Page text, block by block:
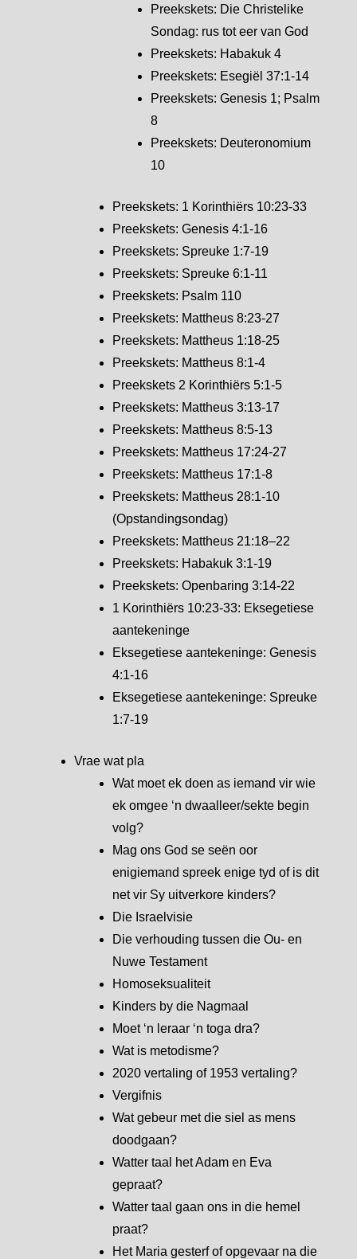
Preekskets: Die Christelike
Sondag: rus tot eer van God
Preekskets: Habakuk 4
Preekskets: Esegiël 37:1-14
Preekskets: Genesis 1; Psalm
8
Preekskets: Deuteronomium
10
Preekskets: 1 Korinthiërs 10:23-33
Preekskets: Genesis 4:1-16
Preekskets: Spreuke 1:7-19
Preekskets: Spreuke 6:1-11
Preekskets: Psalm 110
Preekskets: Mattheus 8:23-27
Preekskets: Mattheus 1:18-25
Preekskets: Mattheus 8:1-4
Preekskets 2 Korinthiërs 5:1-5
Preekskets: Mattheus 3:13-17
Preekskets: Mattheus 8:5-13
Preekskets: Mattheus 17:24-27
Preekskets: Mattheus 17:1-8
Preekskets: Mattheus 28:1-10
(Opstandingsondag)
Preekskets: Mattheus 21:18–22
Preekskets: Habakuk 3:1-19
Preekskets: Openbaring 3:14-22
1 Korinthiërs 10:23-33: Eksegetiese
aantekeninge
Eksegetiese aantekeninge: Genesis
4:1-16
Eksegetiese aantekeninge: Spreuke
1:7-19
Vrae wat pla
Wat moet ek doen as iemand vir wie
ek omgee ‘n dwaalleer/sekte begin
volg?
Mag ons God se seën oor
enigiemand spreek enige tyd of is dit
net vir Sy uitverkore kinders?
Die Israelvisie
Die verhouding tussen die Ou- en
Nuwe Testament
Homoseksualiteit
Kinders by die Nagmaal
Moet ‘n leraar ‘n toga dra?
Wat is metodisme?
2020 vertaling of 1953 vertaling?
Vergifnis
Wat gebeur met die siel as mens
doodgaan?
Watter taal het Adam en Eva
gepraat?
Watter taal gaan ons in die hemel
praat?
Het Maria gesterf of opgevaar na die